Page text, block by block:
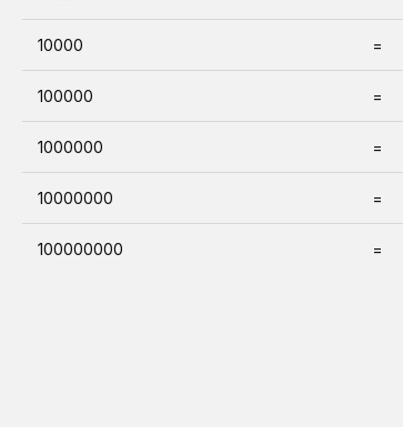
10000 =
100000 =
1000000 =
10000000 =
100000000 =